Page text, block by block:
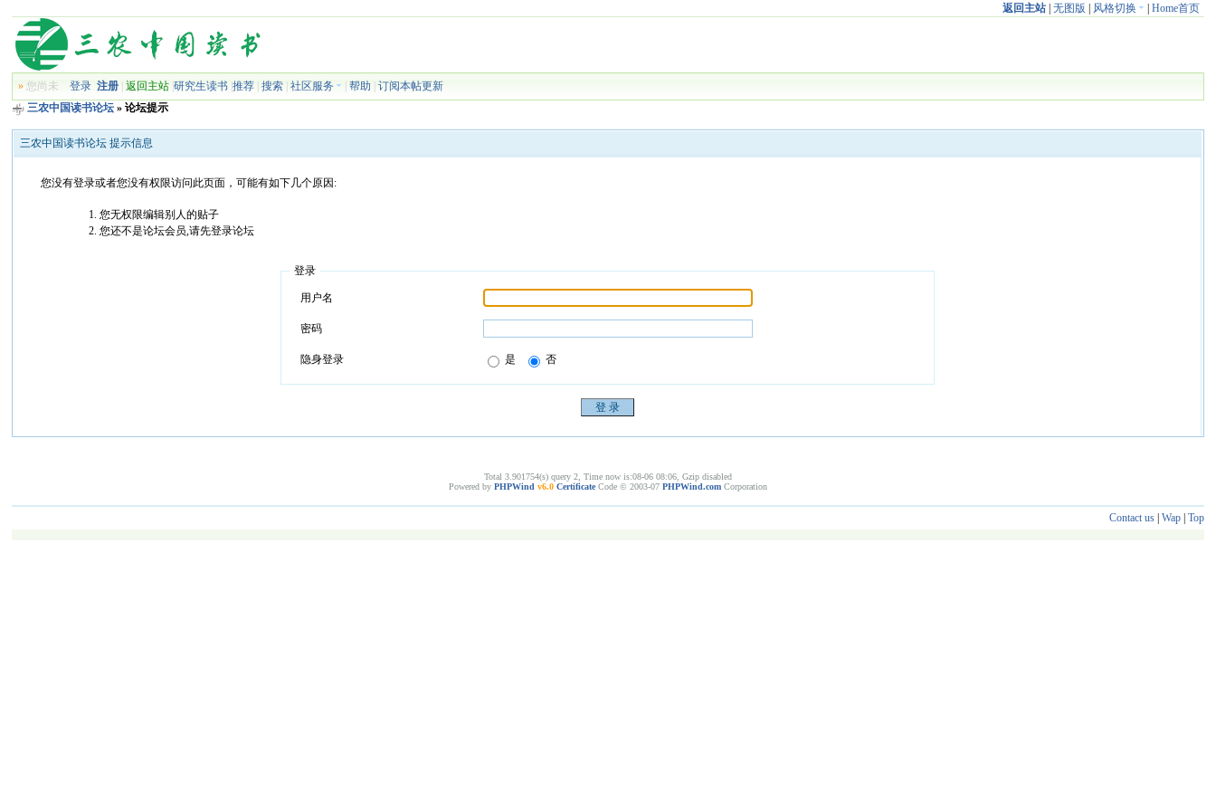
返回主站| 无图版 风格切换 Home首页
» 您尚未登录 注册 |返回主站 |研究生读书 |推荐 |搜索 |社区服务 |帮助 |订阅本帖更新
三农中国读书论坛 » 论坛提示
三农中国读书论坛 提示信息
您没有登录或者您没有权限访问此页面，可能有如下几个原因:
您无权限编辑别人的贴子
您还不是论坛会员,请先登录论坛
登录
用户名
密码
隐身登录 是 否
Total 3.901754(s) query 2, Time now is:08-06 08:06, Gzip disabled
Powered by PHPWind v6.0 Certificate Code © 2003-07 PHPWind.com Corporation
Contact us| Wap| Top